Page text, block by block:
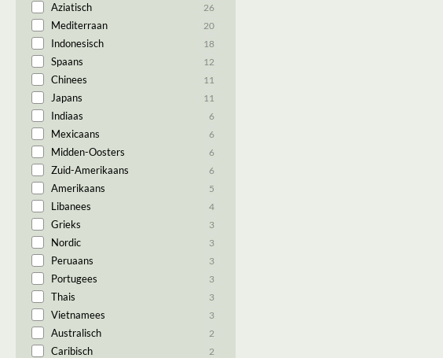
Aziatisch 26
Mediterraan 20
Indonesisch 18
Spaans 12
Chinees 11
Japans 11
Indiaas 6
Mexicaans 6
Midden-Oosters 6
Zuid-Amerikaans 6
Amerikaans 5
Libanees 4
Grieks 3
Nordic 3
Peruaans 3
Portugees 3
Thais 3
Vietnamees 3
Australisch 2
Caribisch 2